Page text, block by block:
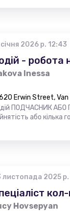
січня 2026 р. 12:43
- робота
Inessa
Erwin Street, Van
ПОДЧАСНИК АБО
або кілька
листопада 2025 р.
Hovsepyan